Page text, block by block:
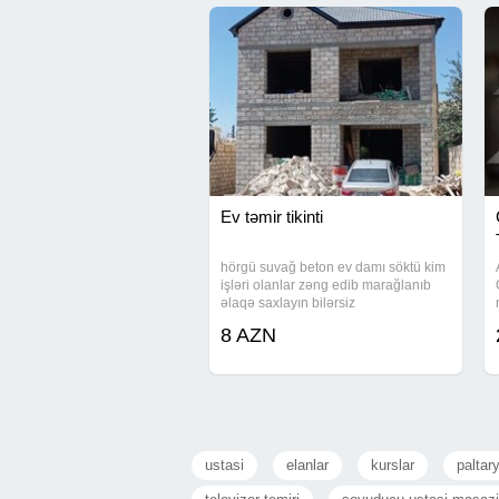
Ev təmir tikinti
hörgü suvağ beton ev damı söktü kim
işləri olanlar zəng edib marağlanıb
əlaqə saxlayın bilərsiz
8 AZN
ustasi elanlar kurslar